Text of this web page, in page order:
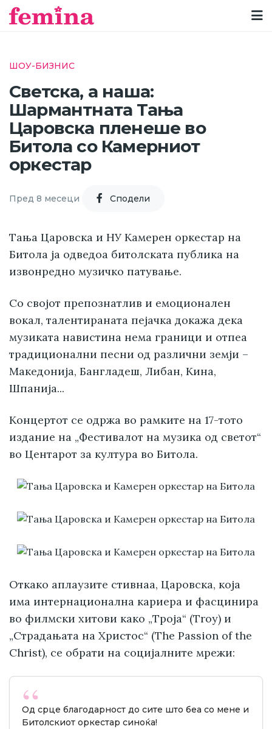
ШОУ-БИЗНИС
Светска, а наша:
Шармантната Тања
Царовска пленеше во
Битола со Камерниот
оркестар
Пред 8 месеци Cподели
Тања Царовска и НУ Камерен оркестар на
Битола ја одведоа битолската публика на
извонредно музичко патување.
Со својот препознатлив и емоционален
вокал, талентираната пејачка докажа дека
музиката навистина нема граници и отпеа
традиционални песни од различни земји –
Македонија, Бангладеш, Либан, Кина,
Шпанија...
Концертот се одржа во рамките на 17-тото
издание на „Фестивалот на музика од светот“
во Центарот за култура во Битола.
Откако аплаузите стивнаа, Царовска, која
има интернационална кариера и фасцинира
во филмски хитови како „Троја“ (Troy) и
„Страдањата на Христос“ (The Passion of the
Christ), се обрати на социјалните мрежи:
Од срце благодарност до сите што беа со мене и
Битолскиот оркестар синоќа!